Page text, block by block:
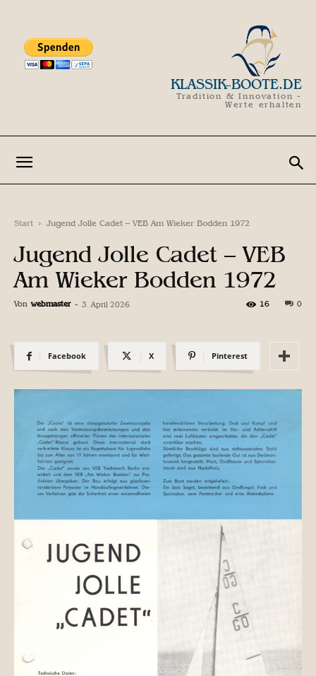
KLASSIK-BOOTE.DE
Tradition & Innovation -
Werte erhalten
Start Jugend Jolle Cadet – VEB Am Wieker Bodden 1972
Jugend Jolle Cadet – VEB
Am Wieker Bodden 1972
Von webmaster - 3. April 2026 0
16
Facebook X Pinterest